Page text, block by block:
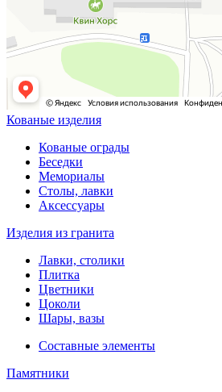
Кованые изделия
Кованые ограды
Беседки
Мемориалы
Столы, лавки
Аксессуары
Изделия из гранита
Лавки, столики
Плитка
Цветники
Цоколи
Шары, вазы
Составные элементы
Памятники